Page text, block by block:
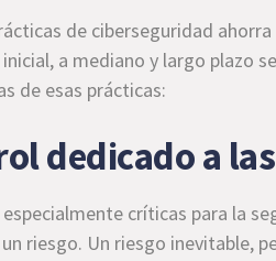
de ciberseguridad
a mediano y largo plazo
de esas prácticas:
dedicado a
críticas para la
riesgo. Un riesgo inevitable,